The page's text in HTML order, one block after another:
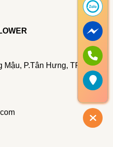
P.Tân Hưng, TP. Hồ